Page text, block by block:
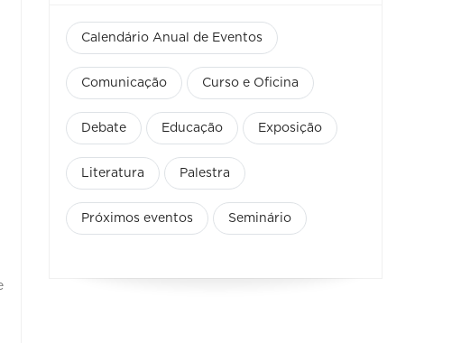
Calendário Anual de Eventos
Comunicação Curso e Oficina
Debate Educação Exposição
Literatura Palestra
Próximos eventos Seminário